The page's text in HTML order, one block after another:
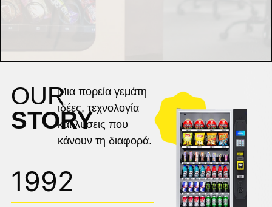
OUR
STORY
Μια πορεία γεμάτη
ιδέες, τεχνολογία
και λύσεις που
κάνουν τη διαφορά.
1992